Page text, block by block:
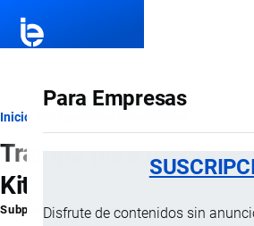
Para Empresas
Disfrute de contenidos sin
Ruta
de
navegación
Inicio
Trampa para roedores
Kit
Subpartida ArancelariaporImportaciones …